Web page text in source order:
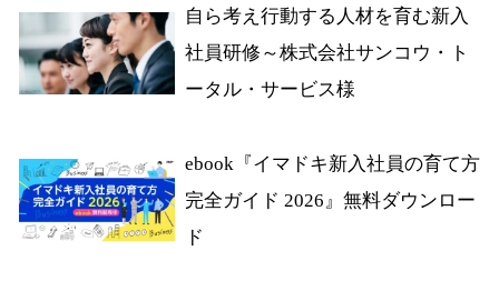
自ら考え行動する人材を育む新入
社員研修～株式会社サンコウ・ト
ータル・サービス様
ebook『イマドキ新入社員の育て方
完全ガイド 2026』無料ダウンロー
ド